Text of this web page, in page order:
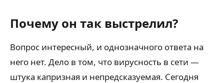
Почему он так выстрелил?
Вопрос интересный, и однозначного ответа на
него нет. Дело в том, что вирусность в сети —
штука капризная и непредсказуемая. Сегодня